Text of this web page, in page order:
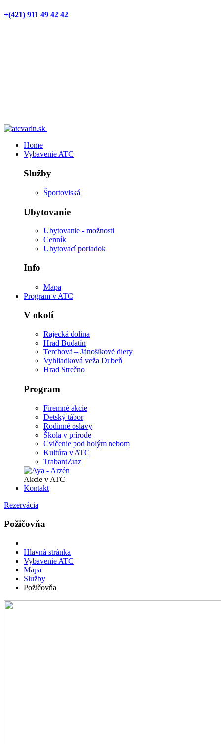
+(421) 911 49 42 42
Home
Vybavenie ATC
Služby
Športoviská
Ubytovanie
Ubytovanie - možnosti
Cenník
Ubytovací poriadok
Info
Mapa
Program v ATC
V okolí
Rajecká dolina
Hrad Budatín
Terchová – Jánošíkové diery
Vyhliadková veža Dubeň
Hrad Strečno
Program
Firemné akcie
Detský tábor
Rodinné oslavy
Škola v prírode
Cvičenie pod holým nebom
Kultúra v ATC
TrabantZraz
Akcie v ATC
Kontakt
Rezervácia
Požičovňa
Hlavná stránka
Vybavenie ATC
Mapa
Služby
Požičovňa